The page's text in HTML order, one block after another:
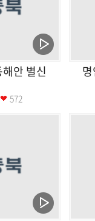
안 별신
572